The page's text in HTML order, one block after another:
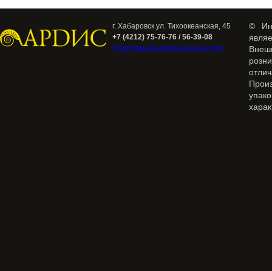
г. Хабаровск ул. Тихоокеанская, 45
+7 (4212) 75-76-76 / 56-39-08
Политика конфиденциальности
©